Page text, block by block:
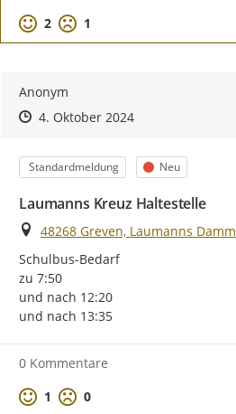
Positive Bewertung
2 Negative Bewertung
1
Anonym
Zeitpunkt des Erstellens
Zeitpunkt des Erstellens
4. Oktober 2024Zur Äußerung
Kategorie
Standardmeldung Status
Neu
Laumanns Kreuz Haltestelle
Ort
48268 Greven, Laumanns Damm
Schulbus-Bedarf
zu 7:50
und nach 12:20
und nach 13:35
0 Kommentare
Positive Bewertung
1 Negative Bewertung
0